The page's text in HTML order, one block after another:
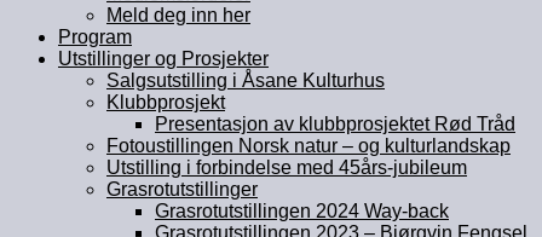
Meld deg inn her
Program
Utstillinger og Prosjekter
Salgsutstilling i Åsane Kulturhus
Klubbprosjekt
Presentasjon av klubbprosjektet Rød Tråd
Fotoustillingen Norsk natur – og kulturlandskap
Utstilling i forbindelse med 45års-jubileum
Grasrotutstillinger
Grasrotutstillingen 2024 Way-back
Grasrotutstillingen 2023 – Bjørgvin Fengsel